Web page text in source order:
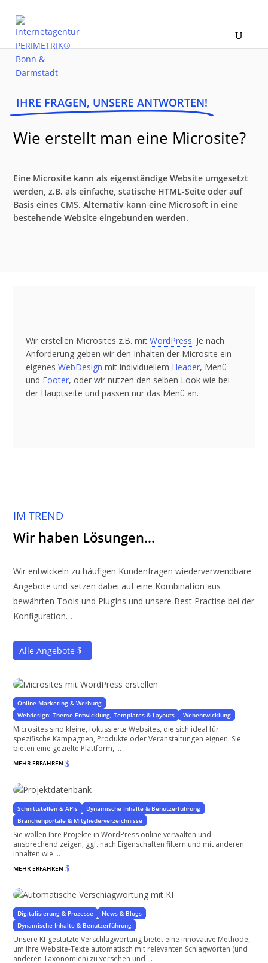
IHRE FRAGEN, UNSERE ANTWORTEN!
Wie erstellt man eine Microsite?
Eine Microsite kann als eigenständige Website umgesetzt
werden, z.B. als einfache, statische HTML-Seite oder auf
Basis eines CMS. Alternativ kann eine Microsoft in eine
bestehende Website eingebunden werden.
Wir erstellen Microsites z.B. mit WordPress. Je nach
Anforderung geben wir den Inhalten der Microsite ein
eigenes WebDesign mit individuellem Header, Menü
und Footer, oder wir nutzen den selben Look wie bei
der Hauptseite und passen nur das Menü an.
IM TREND
Wir haben Lösungen…
Wir entwickeln zu häufigen Kundenfragen wiederverwendbare
Angebote und setzen dabei auf eine Kombination aus
bewährten Tools und PlugIns und unsere Best Practise bei der
Konfiguration…
Alle Angebote
Optimierte kompakte Websites
Online-Marketing & Werbung
Webdesign: Theme-Entwicklung, Templates & Layouts
Webentwicklung
Microsites sind kleine, fokussierte Websites, die sich ideal für
spezifische Kampagnen, Produkte oder Veranstaltungen eignen. Sie
bieten eine gezielte Plattform, ...
MEHR ERFAHREN$
Projektdatenbank
mit WordPress
Schnittstellen & APIs
Dynamische Inhalte & Benutzerführung
Branchenportale & Mitgliederverzeichnisse
Sie wollen Ihre Projekte in WordPress online verwalten und
ansprechend zeigen, ggf. nach Eigenschaften filtern und mit anderen
Inhalten wie ...
MEHR ERFAHREN$
Automatische Verschlagwortung mit KI
für WordPress-Seiten & WooCommerce Shops
Digitalisierung & Prozesse
News & Blogs
Dynamische Inhalte & Benutzerführung
Unsere KI-gestützte Verschlagwortung bietet eine innovative Methode,
um Ihre Website-Texte automatisch mit relevanten Schlagworten (und
anderen Taxonomien) zu versehen und ...